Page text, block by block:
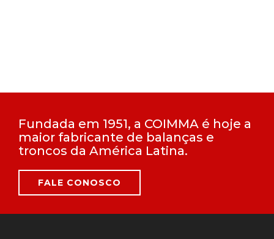
Fundada em 1951, a COIMMA é hoje a
maior fabricante de balanças e
troncos da América Latina.
FALE CONOSCO